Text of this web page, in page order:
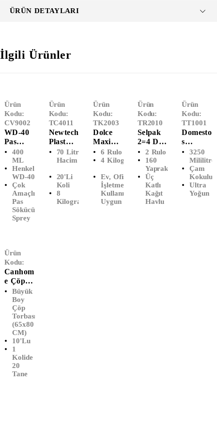
ÜRÜN DETAYLARI
İlgili Ürünler
Ürün
Kodu:
CV9002
WD-40
Pas
Sökücü
Sprey
(400
ML)
400
ML
Henkel
WD-40
Çok
Amaçlı
Pas
Sökücü
Sprey
Ürün
Kodu:
TC4011
Newtech
Plast
Endüstri
Yel Çöp
Battal
Boy
(72x95)
70 Litre
Hacim
20'Li
Koli
8
Kilogram
Ürün
Kodu:
TK2003
Dolce
Maxi
İçten
Çekmeli
Kağıdı
(6'Lı)
6 Rulo
4 Kilogram
Ev, Ofis,
İşletme
Kullanımına
Uygun
Ürün
Kodu:
TR2010
Selpak
2=4 Dev
Rulo
Kağıt
Havlu
(2'li)
2 Rulo
160
Yaprak
Üç
Katlı
Kağıt
Havlu
Ürün
Kodu:
TT1001
Domesto
S
Çamaşır
Suyu
Çam
Ferahlığ
I (3240
ML)
3250
Mililitre
Çam
Kokulu
Ultra
Yoğun
Ürün
Kodu:
Canhom
E Çöp
Poşeti
Büyük
Boy
(65x80
CM)
Büyük
Boy
Çöp
Torbası
(65x80
CM)
10'lu
1
Kolide
20
Tane